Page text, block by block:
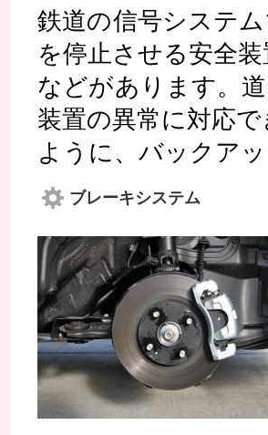
鉄道の信号システ
を停止させる安全装
などがあります。
装置の異常に対応
ように、バックア
ブレーキシステム